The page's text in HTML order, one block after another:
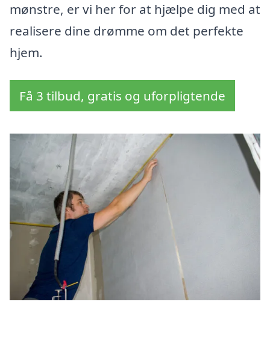
mønstre, er vi her for at hjælpe dig med at
realisere dine drømme om det perfekte
hjem.
Få 3 tilbud, gratis og uforpligtende